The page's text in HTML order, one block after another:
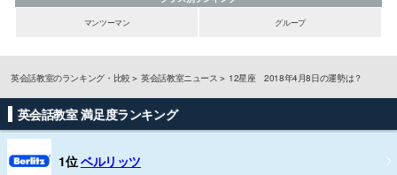
マンツーマン
グループ
英会話教室のランキング・比較 英会話教室ニュース 12星座 2018年4月8日の運勢は？
英会話教室 満足度ランキング
1位ベルリッツ